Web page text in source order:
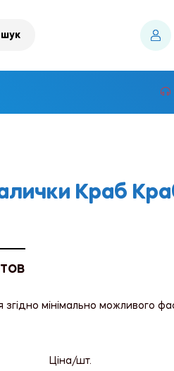
Краб
ТОВ
згідно мінімально можливого
Ціна/шт.